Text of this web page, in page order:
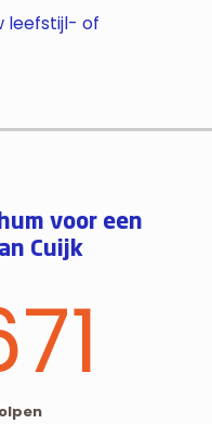
leefstijl- of
voor een
Cuijk